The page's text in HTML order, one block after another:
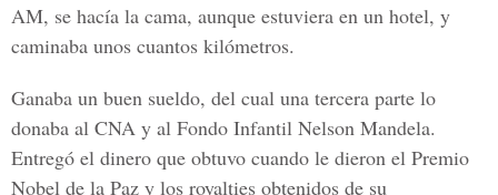
AM, se hacía la cama, aunque estuviera en un hotel, y
caminaba unos cuantos kilómetros.
Ganaba un buen sueldo, del cual una tercera parte lo
donaba al CNA y al Fondo Infantil Nelson Mandela.
Entregó el dinero que obtuvo cuando le dieron el Premio
Nobel de la Paz y los royalties obtenidos de su